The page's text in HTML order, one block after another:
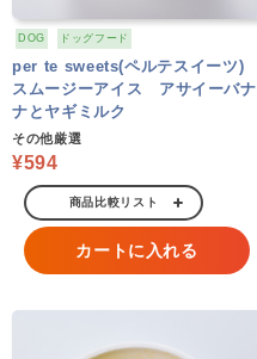
DOG ドッグフード
per te sweets(ペルテスイーツ)
スムージーアイス アサイーバナ
ナとヤギミルク
その他厳選
¥594
商品比較リスト
カートに入れる